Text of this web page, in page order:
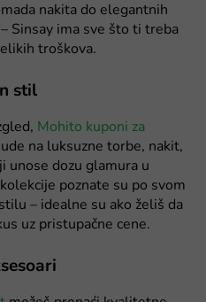
nakita do elegantnih
Sinsay ima sve što ti treba
troškova.
stil
Mohito kuponi za
na luksuzne torbe, nakit,
unose dozu glamura u
poznate su po svom
– idealne su ako želiš da
uz pristupačne cene.